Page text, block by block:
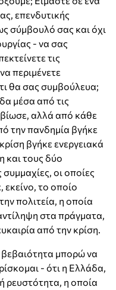
επενδυτικής
σύμβουλό σας και όχι
- να σας
τις
περιμένετε
θα σας συμβούλευα;
μέσα από τις
αλλά από κάθε
την πανδημία βγήκε
βγήκε ενεργειακά
και τους δύο
οι οποίες
εκείνο, το οποίο
πολιτεία, η οποία
στα πράγματα,
από την κρίση.
μπορώ να
- ότι η Ελλάδα,
ρευστότητα, η οποία